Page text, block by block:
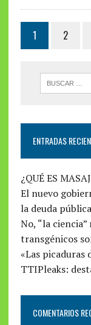
1 2
ENTRADAS
¿QUÉ ES
El nuevo
la deuda
No, “la
transgénicos
«Las picaduras
TTIPleaks:
COMENTARIOS